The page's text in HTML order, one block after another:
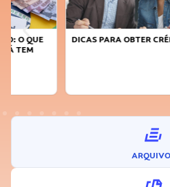
DICAS PARA OBTER CRÉDITO